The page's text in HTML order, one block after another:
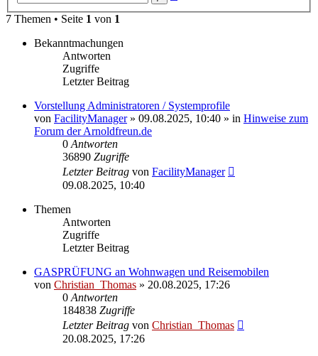
7 Themen • Seite 1 von 1
Bekanntmachungen
Antworten
Zugriffe
Letzter Beitrag
Vorstellung Administratoren / Systemprofile
von FacilityManager» 09.08.2025, 10:40 » in Hinweise zum
Forum der Arnoldfreun.de
0Antworten
36890 Zugriffe
Letzter Beitrag von FacilityManager
09.08.2025, 10:40
Themen
Antworten
Zugriffe
Letzter Beitrag
GASPRÜFUNG an Wohnwagen und Reisemobilen
von Christian_Thomas » 20.08.2025, 17:26
0Antworten
184838 Zugriffe
Letzter Beitrag von Christian_Thomas
20.08.2025, 17:26